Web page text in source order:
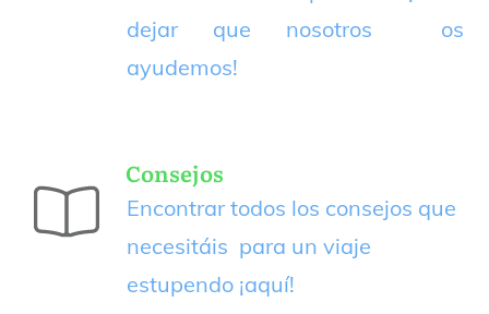
dejar que nosotros os
ayudemos!
Consejos
Encontrar todos los consejos que
necesitáis para un viaje
estupendo ¡aquí!